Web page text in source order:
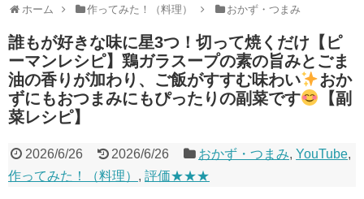
ホーム 作ってみた！（料理） おかず・つまみ
誰もが好きな味に星3つ！切って焼くだけ【ピ
ーマンレシピ】鶏ガラスープの素の旨みとごま
油の香りが加わり、ご飯がすすむ味わい
おか
ずにもおつまみにもぴったりの副菜です
【副
菜レシピ】
2026/6/26 2026/6/26 おかず・つまみ,YouTube,
作ってみた！（料理） , 評価★★★